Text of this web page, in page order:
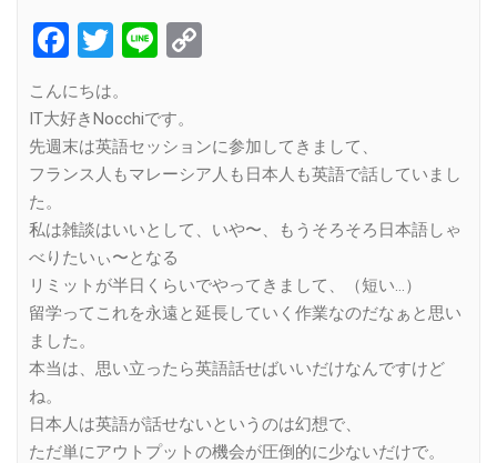
Facebook
Twitter
Line
こんにちは。
IT大好きNocchiです。
先週末は英語セッションに参加してきまして、
フランス人もマレーシア人も日本人も英語で話していまし
た。
私は雑談はいいとして、いや〜、もうそろそろ日本語しゃ
べりたいぃ〜となる
リミットが半日くらいでやってきまして、（短い…）
留学ってこれを永遠と延長していく作業なのだなぁと思い
ました。
本当は、思い立ったら英語話せばいいだけなんですけど
ね。
日本人は英語が話せないというのは幻想で、
ただ単にアウトプットの機会が圧倒的に少ないだけで。